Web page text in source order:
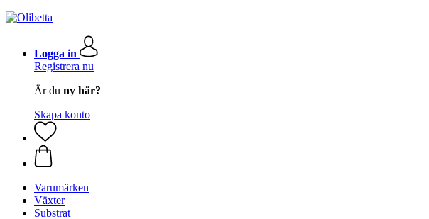
Logga in
Registrera nu
Är du ny här?
Skapa konto
Varumärken
Växter
Substrat